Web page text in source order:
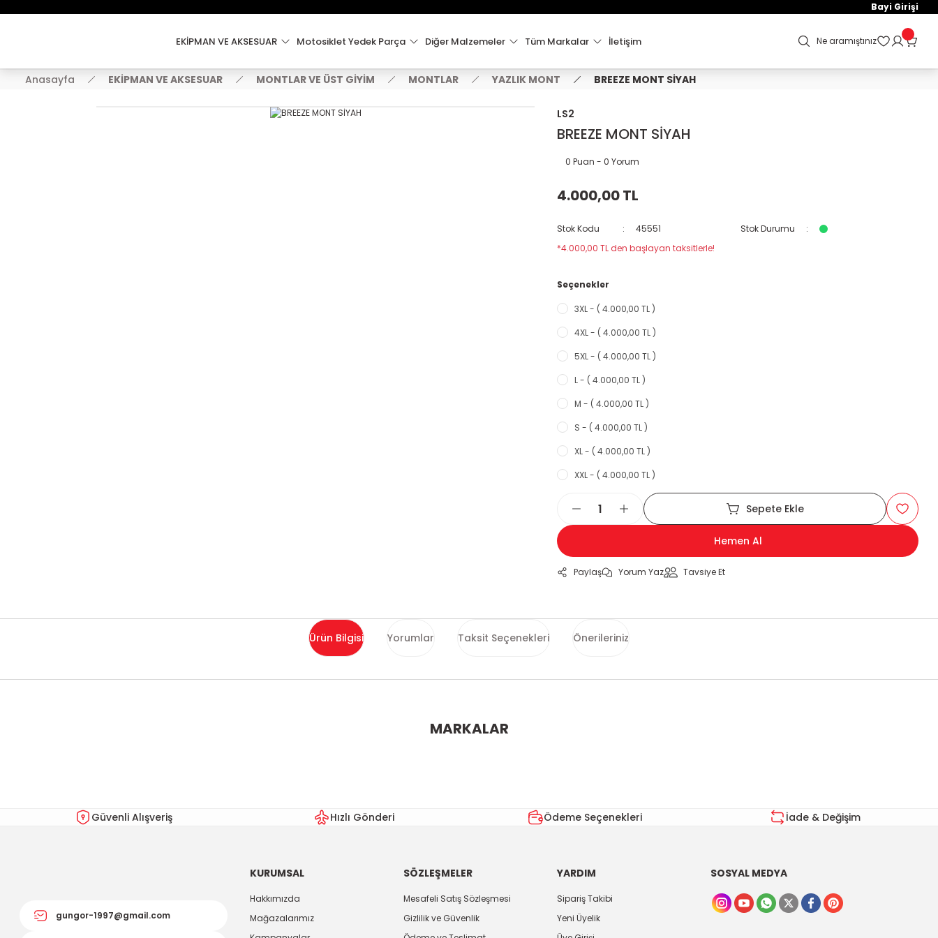
2000 TL VE ÜZERİ KARGO ÜCRETSİZ !
Bayi Girişi
EKİPMAN VE AKSESUAR Motosiklet Yedek Parça Diğer Malzemeler Tüm Markalar İletişim Ne aramıştınız
Anasayfa EKİPMAN VE AKSESUAR MONTLAR VE ÜST GİYİM MONTLAR YAZLIK MONT BREEZE MONT SİYAH
LS2
BREEZE MONT SİYAH
0 Puan - 0 Yorum
4.000,00 TL
Stok Kodu 45551
Stok Durumu
*4.000,00 TL den başlayan taksitlerle!
Seçenekler
3XL - ( 4.000,00 TL )
4XL - ( 4.000,00 TL )
5XL - ( 4.000,00 TL )
L - ( 4.000,00 TL )
M - ( 4.000,00 TL )
S - ( 4.000,00 TL )
XL - ( 4.000,00 TL )
XXL - ( 4.000,00 TL )
Sepete Ekle
Hemen Al
Paylaş Yorum Yaz Tavsiye Et
Ürün Bilgisi Yorumlar Taksit Seçenekleri Önerileriniz
Bu ürüne ilk yorumu siz yapın!
Ürün fiyatı diğer sitelerden daha pahalı.
MARKALAR
Güvenli Alışveriş Hızlı Gönderi Ödeme Seçenekleri İade & Değişim
gungor-1997@gmail.com
KURUMSAL
Hakkımızda
Mağazalarımız
SÖZLEŞMELER
Mesafeli Satış Sözleşmesi
Gizlilik ve Güvenlik
YARDIM
Sipariş Takibi
Yeni Üyelik
SOSYAL MEDYA